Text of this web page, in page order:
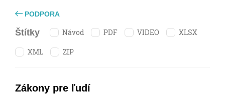
PODPORA
Štítky Návod PDF VIDEO XLSX
XML ZIP
Zákony pre ľudí